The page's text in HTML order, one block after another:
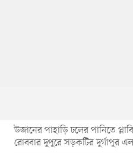
উজানের পাহাড়ি ঢলের পানিতে
রোববার দুপুরে সড়কটির দুর্গাপুর